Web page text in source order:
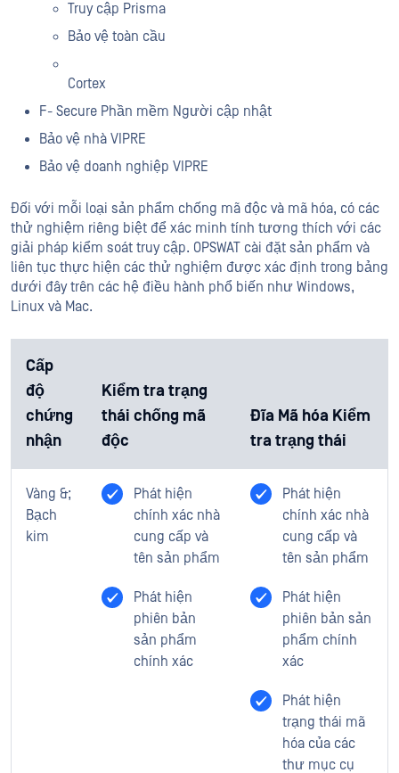
Truy cập Prisma
Bảo vệ toàn cầu
Cortex
F- Secure Phần mềm Người cập nhật
Bảo vệ nhà VIPRE
Bảo vệ doanh nghiệp VIPRE
Đối với mỗi loại sản phẩm chống mã độc và mã hóa, có các
thử nghiệm riêng biệt để xác minh tính tương thích với các
giải pháp kiểm soát truy cập. OPSWAT cài đặt sản phẩm và
liên tục thực hiện các thử nghiệm được xác định trong bảng
dưới đây trên các hệ điều hành phổ biến như Windows,
Linux và Mac.
Cấp
độ
chứng
nhận
Kiểm tra trạng
thái chống mã
độc
Đĩa Mã hóa Kiểm
tra trạng thái
Vàng &;
Bạch
kim
Phát hiện
chính xác nhà
cung cấp và
tên sản phẩm
Phát hiện
phiên bản
sản phẩm
chính xác
Phát hiện
chính xác nhà
cung cấp và
tên sản phẩm
Phát hiện
phiên bản sản
phẩm chính
xác
Phát hiện
trạng thái mã
hóa của các
thư mục cụ